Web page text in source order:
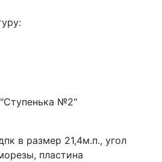
№2"
в размер 21,4м.п., угол
пластина